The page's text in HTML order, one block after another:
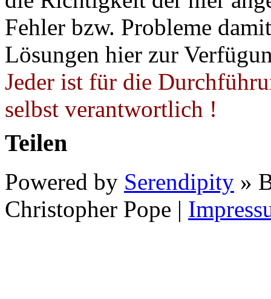
Fehler bzw. Probleme
Lösungen hier zur
Jeder ist für die
selbst verantwortlich !
Teilen
Powered by Serendipity »
Christopher Pope |